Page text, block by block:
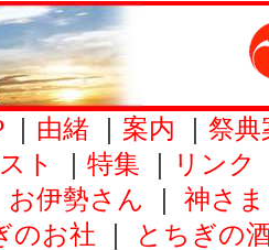
｜ 由緒 案内
祭典
ト 特集 リンク
お伊勢さん 神さま
のお社 とちぎの